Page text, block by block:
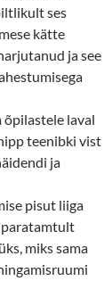
ses
kätte
ja see
laval
teenibki vist
ja
pisut liiga
paratamtult
miks sama